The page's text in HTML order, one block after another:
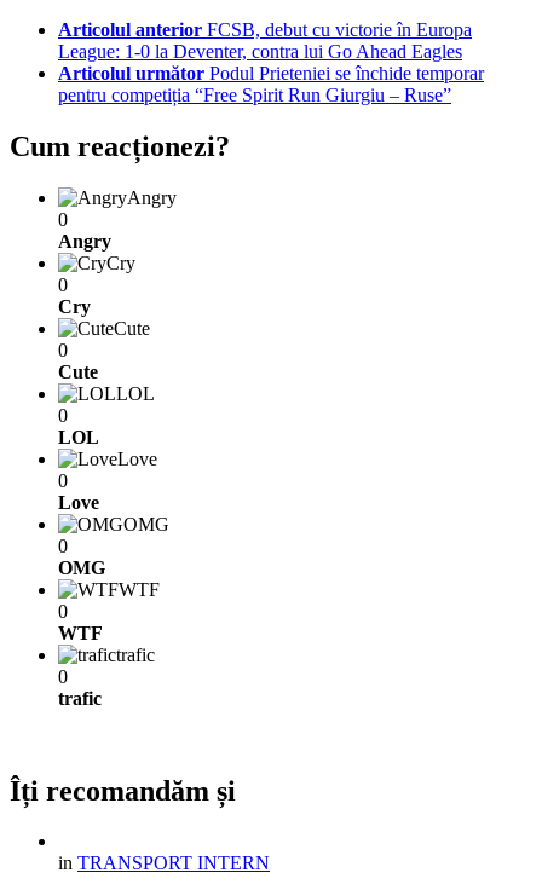
Articolul anterior FCSB, debut cu victorie în Europa
League: 1-0 la Deventer, contra lui Go Ahead Eagles
Articolul următor Podul Prieteniei se închide temporar
pentru competiția “Free Spirit Run Giurgiu – Ruse”
Cum reacționezi?
Angry
0
Angry
Cry
0
Cry
Cute
0
Cute
LOL
0
LOL
Love
0
Love
OMG
0
OMG
WTF
0
WTF
trafic
0
trafic
Îți recomandăm și
in TRANSPORT INTERN